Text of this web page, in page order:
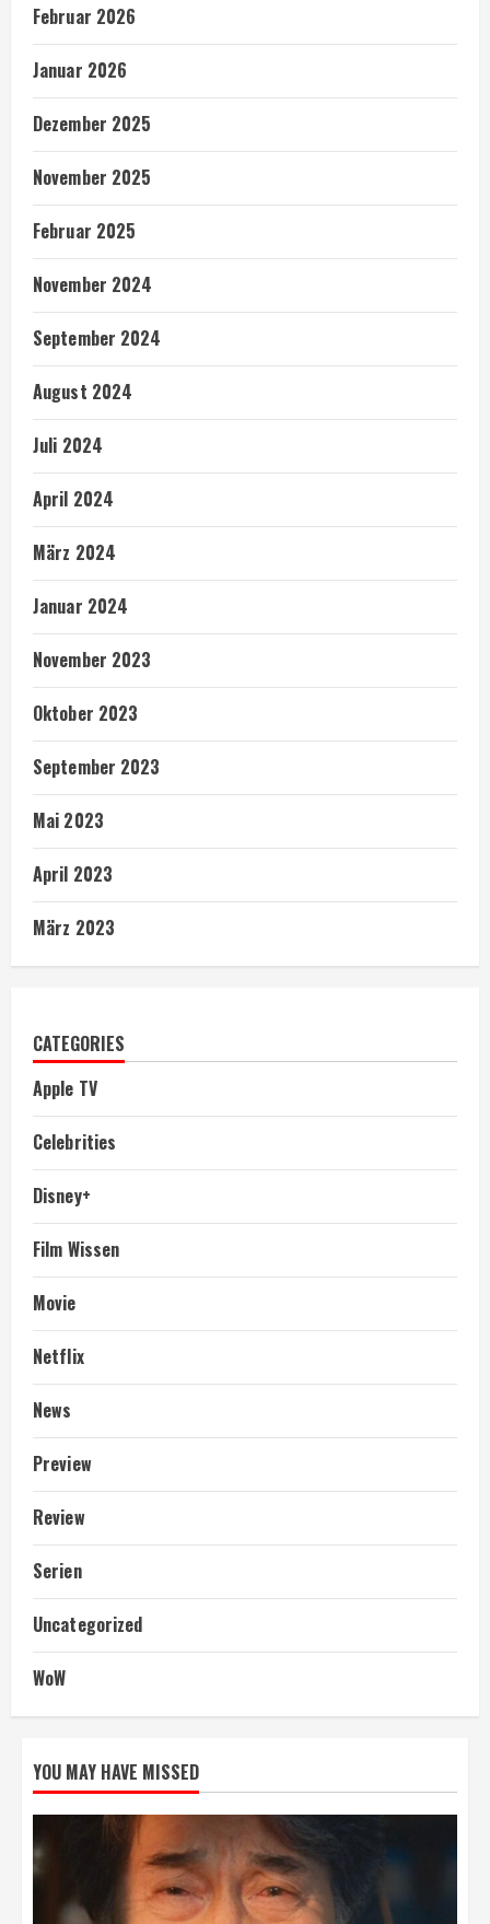
Februar 2026
Januar 2026
Dezember 2025
November 2025
Februar 2025
November 2024
September 2024
August 2024
Juli 2024
April 2024
März 2024
Januar 2024
November 2023
Oktober 2023
September 2023
Mai 2023
April 2023
März 2023
CATEGORIES
Apple TV
Celebrities
Disney+
Film Wissen
Movie
Netflix
News
Preview
Review
Serien
Uncategorized
WoW
YOU MAY HAVE MISSED